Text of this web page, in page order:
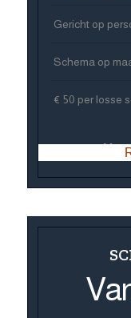
Gericht op
Schema op
€ 50 per losse